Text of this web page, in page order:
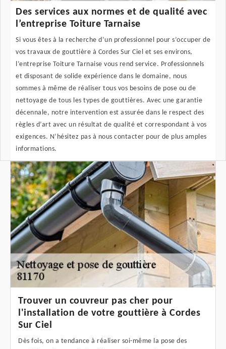
Des services aux normes et de qualité avec
l’entreprise Toiture Tarnaise
Si vous êtes à la recherche d’un professionnel pour s’occuper de
vos travaux de gouttière à Cordes Sur Ciel et ses environs,
l’entreprise Toiture Tarnaise vous rend service. Professionnels
et disposant de solide expérience dans le domaine, nous
sommes à même de réaliser tous vos besoins de pose ou de
nettoyage de tous les types de gouttières. Avec une garantie
décennale, notre intervention est assurée dans le respect des
règles d’art avec un résultat de qualité et correspondant à vos
exigences. N’hésitez pas à nous contacter pour de plus amples
informations.
Trouver un couvreur pas cher pour
l'installation de votre gouttière à Cordes
Sur Ciel
Dès fois, on a tendance à réaliser soi-même la pose des